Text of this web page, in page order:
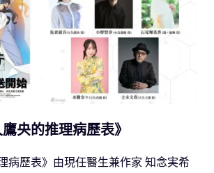
央的推理病歷表》
病歷表》由現任醫生兼作家 知念実希